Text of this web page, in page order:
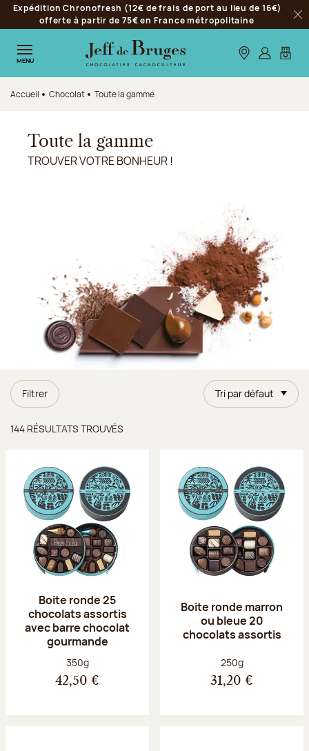
Aller à la navigation
Aller au contenu principal
Aller au pied de page
Expédition Chronofresh (12€ de frais de port au lieu de 16€)
offerte à partir de 75€ en France métropolitaine
MENU Nos boutiques
S’identifier
Mon
Accueil Chocolat Toute la gamme
Toute la gamme
TROUVER VOTRE BONHEUR !
Filtrer Tri par défaut
144 RÉSULTATS TROUVÉS
Boite ronde 25
chocolats assortis
avec barre chocolat
gourmande
Poids net :
350g
42,50 €
Boite ronde marron
ou bleue 20
chocolats assortis
Poids net :
250g
31,20 €